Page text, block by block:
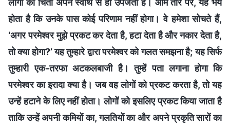
होता है कि उनके पास कोई परिणाम नहीं होगा। वे हमेशा सोचते हैं,
‘अगर परमेश्वर मुझे प्रकट कर देता है, हटा देता है और नकार देता है,
तो क्या होगा?’ यह तुम्हारे द्वारा परमेश्वर को गलत समझना है; यह सिर्फ
तुम्हारी एक-तरफा अटकलबाजी है। तुम्हें पता लगाना होगा कि
परमेश्वर का इरादा क्या है। जब वह लोगों को प्रकट करता है, तो यह
उन्हें हटाने के लिए नहीं होता। लोगों को इसलिए प्रकट किया जाता है
ताकि उन्हें अपनी कमियों का, गलतियों का और अपने प्रकृति सारों का